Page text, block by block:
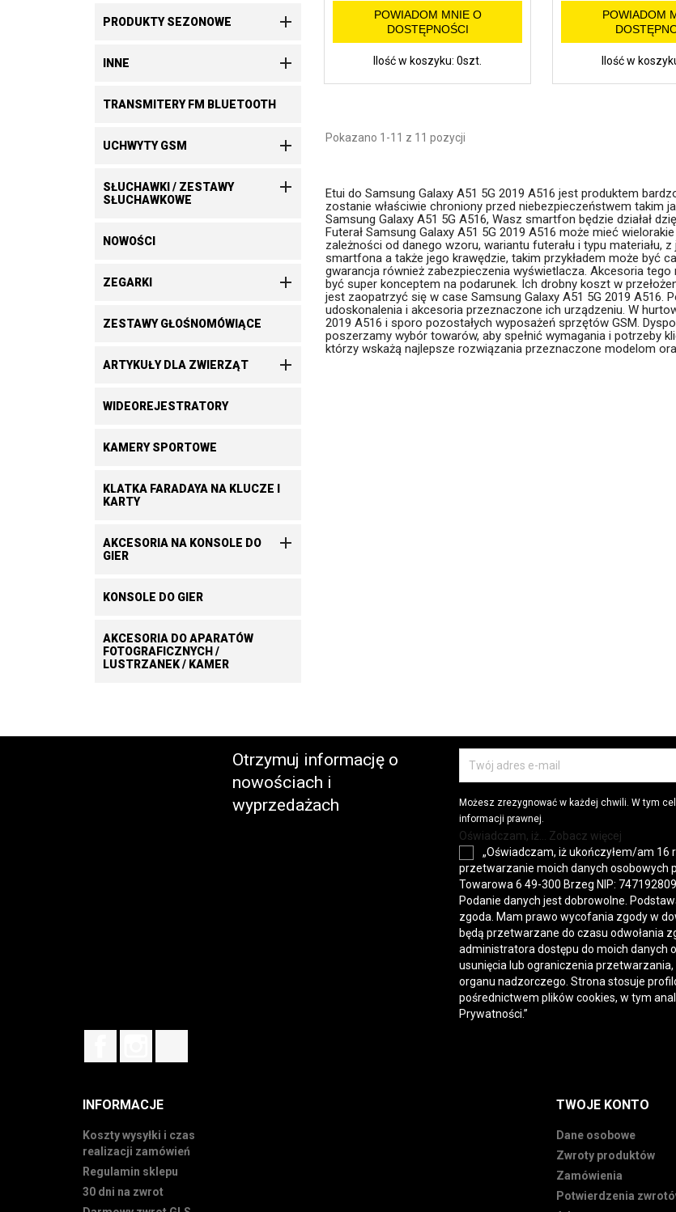
PRODUKTY SEZONOWE 
INNE 
TRANSMITERY FM BLUETOOTH
UCHWYTY GSM 
SŁUCHAWKI / ZESTAWY
SŁUCHAWKOWE

NOWOŚCI
ZEGARKI 
ZESTAWY GŁOŚNOMÓWIĄCE
ARTYKUŁY DLA ZWIERZĄT 
WIDEOREJESTRATORY
KAMERY SPORTOWE
KLATKA FARADAYA NA KLUCZE I
KARTY
AKCESORIA NA KONSOLE DO
GIER

KONSOLE DO GIER
AKCESORIA DO APARATÓW
FOTOGRAFICZNYCH /
LUSTRZANEK / KAMER
POWIADOM MNIE O
DOSTĘPNOŚCI
Ilość w koszyku: 0szt.
POWIADOM
Ilość w
Pokazano 1-11 z 11 pozycji
Etui do Samsung Galaxy A51 5G 2019 A516 jest produktem
zostanie właściwie chroniony przed niebezpieczeństwem takim
Samsung Galaxy A51 5G A516, Wasz smartfon będzie działał
Futerał Samsung Galaxy A51 5G 2019 A516 może mieć
zależności od danego wzoru, wariantu futerału i typu materiału,
smartfona a także jego krawędzie, takim przykładem może być
gwarancja również zabezpieczenia wyświetlacza. Akcesoria
być super konceptem na podarunek. Ich drobny koszt w
jest zaopatrzyć się w case Samsung Galaxy A51 5G 2019
udoskonalenia i akcesoria przeznaczone ich urządzeniu. W
2019 A516 i sporo pozostałych wyposażeń sprzętów GSM.
poszerzamy wybór towarów, aby spełnić wymagania i potrzeby
którzy wskażą najlepsze rozwiązania przeznaczone modelom
Otrzymuj informację o
nowościach i
wyprzedażach
Możesz zrezygnować w każdej chwili. W tym
informacji prawnej.
Oświadczam, iż... Zobacz więcej
„Oświadczam, iż ukończyłem/am 16
przetwarzanie moich danych osobowych
Towarowa 6 49-300 Brzeg NIP:
Podanie danych jest dobrowolne.
zgoda. Mam prawo wycofania zgody w
będą przetwarzane do czasu odwołania
administratora dostępu do moich danych
usunięcia lub ograniczenia
organu nadzorczego. Strona stosuje
pośrednictwem plików cookies, w tym
Prywatności.”
INFORMACJE
Koszty wysyłki i czas
realizacji zamówień
Regulamin sklepu
30 dni na zwrot
TWOJE KONTO
Dane osobowe
Zwroty produktów
Zamówienia
Potwierdzenia